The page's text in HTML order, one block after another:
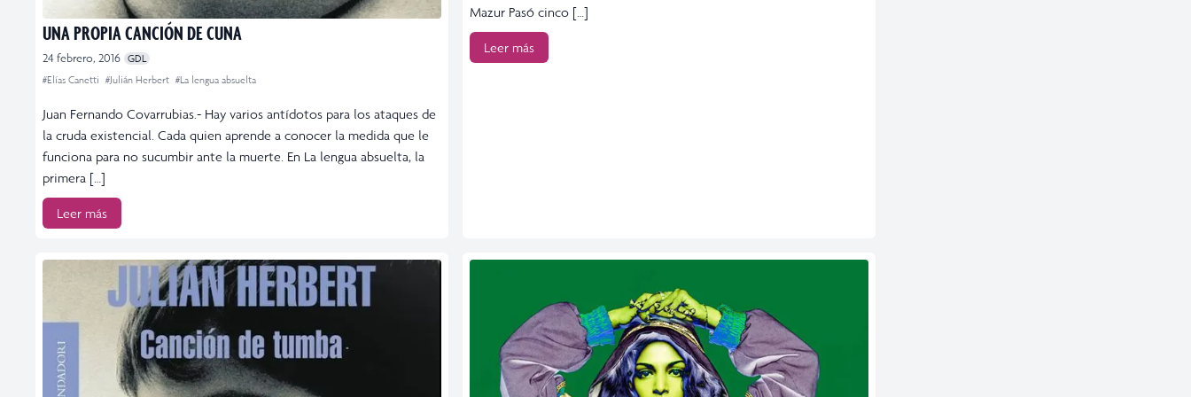
UNA PROPIA CANCIÓN DE CUNA
24 febrero, 2016 GDL
#Elías Canetti #Julián Herbert #La lengua absuelta
Juan Fernando Covarrubias.- Hay varios antídotos para los ataques de
la cruda existencial. Cada quien aprende a conocer la medida que le
funciona para no sucumbir ante la muerte. En La lengua absuelta, la
primera […]
Leer más
Mazur Pasó cinco […]
Leer más